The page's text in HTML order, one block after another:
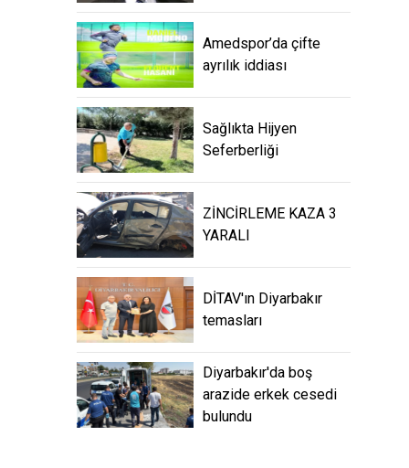
Amedspor’da çifte
ayrılık iddiası
Sağlıkta Hijyen
Seferberliği
ZİNCİRLEME KAZA 3
YARALI
DİTAV'ın Diyarbakır
temasları
Diyarbakır'da boş
arazide erkek cesedi
bulundu